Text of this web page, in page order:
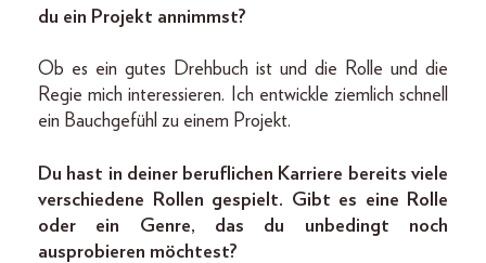
du ein Projekt annimmst?
Ob es ein gutes Drehbuch ist und die Rolle und die
Regie mich interessieren. Ich entwickle ziemlich schnell
ein Bauchgefühl zu einem Projekt.
Du hast in deiner beruflichen Karriere bereits viele
verschiedene Rollen gespielt. Gibt es eine Rolle
oder ein Genre, das du unbedingt noch
ausprobieren möchtest?